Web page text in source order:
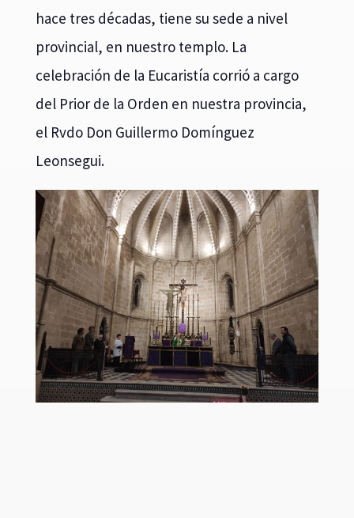
hace tres décadas, tiene su sede a nivel
provincial, en nuestro templo. La
celebración de la Eucaristía corrió a cargo
del Prior de la Orden en nuestra provincia,
el Rvdo Don Guillermo Domínguez
Leonsegui.